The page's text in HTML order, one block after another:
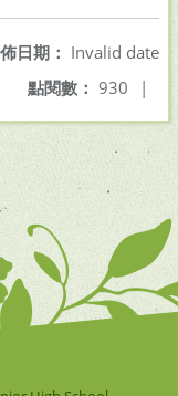
日期： Invalid date
點閱數： 930 |